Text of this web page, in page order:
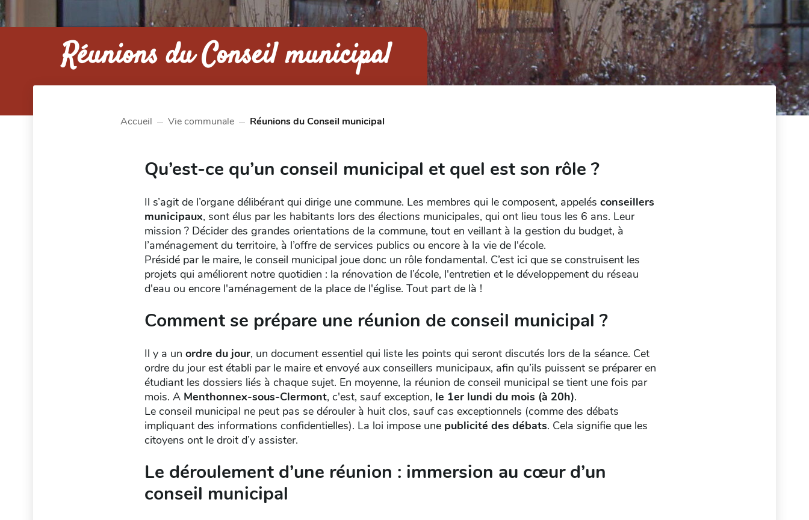
Réunions du Conseil municipal
Accueil Vie communale Réunions du Conseil municipal
Qu’est-ce qu’un conseil municipal et quel est son rôle ?
Il s’agit de l’organe délibérant qui dirige une commune. Les membres qui le composent, appelés conseillers
municipaux, sont élus par les habitants lors des élections municipales, qui ont lieu tous les 6 ans. Leur
mission ? Décider des grandes orientations de la commune, tout en veillant à la gestion du budget, à
l’aménagement du territoire, à l’offre de services publics ou encore à la vie de l'école.
Présidé par le maire, le conseil municipal joue donc un rôle fondamental. C’est ici que se construisent les
projets qui améliorent notre quotidien : la rénovation de l’école, l'entretien et le développement du réseau
d'eau ou encore l'aménagement de la place de l'église. Tout part de là !
Comment se prépare une réunion de conseil municipal ?
Il y a un ordre du jour, un document essentiel qui liste les points qui seront discutés lors de la séance. Cet
ordre du jour est établi par le maire et envoyé aux conseillers municipaux, afin qu’ils puissent se préparer en
étudiant les dossiers liés à chaque sujet. En moyenne, la réunion de conseil municipal se tient une fois par
mois. A Menthonnex-sous-Clermont, c'est, sauf exception, le 1er lundi du mois (à 20h).
Le conseil municipal ne peut pas se dérouler à huit clos, sauf cas exceptionnels (comme des débats
impliquant des informations confidentielles). La loi impose une publicité des débats. Cela signifie que les
citoyens ont le droit d’y assister.
Le déroulement d’une réunion : immersion au cœur d’un
conseil municipal